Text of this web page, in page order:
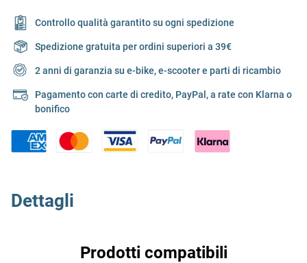
Controllo qualità garantito su ogni spedizione
Spedizione gratuita per ordini superiori a 39€
2 anni di garanzia su e-bike, e-scooter e parti di ricambio
Pagamento con carte di credito, PayPal, a rate con Klarna o
bonifico
Dettagli
Prodotti compatibili